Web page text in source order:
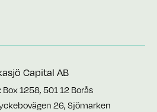
Capital AB
Box 1258, 501 12 Borås
26, Sjömarken